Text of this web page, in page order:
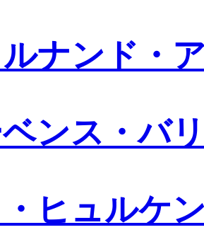
ナンド・
ンス・バ
ヒュルケ